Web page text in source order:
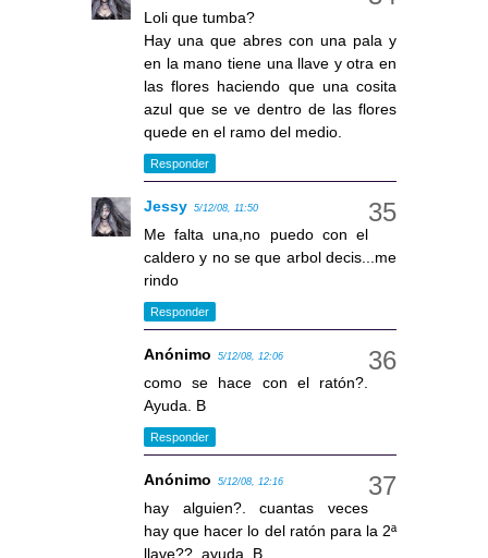
Loli que tumba?
Hay una que abres con una pala y
en la mano tiene una llave y otra en
las flores haciendo que una cosita
azul que se ve dentro de las flores
quede en el ramo del medio.
Responder
Jessy 5/12/08, 11:50
Me falta una,no puedo con el
caldero y no se que arbol decis...me
rindo
Responder
Anónimo 5/12/08, 12:06
como se hace con el ratón?.
Ayuda. B
Responder
Anónimo 5/12/08, 12:16
hay alguien?. cuantas veces
hay que hacer lo del ratón para la 2ª
llave??. ayuda. B